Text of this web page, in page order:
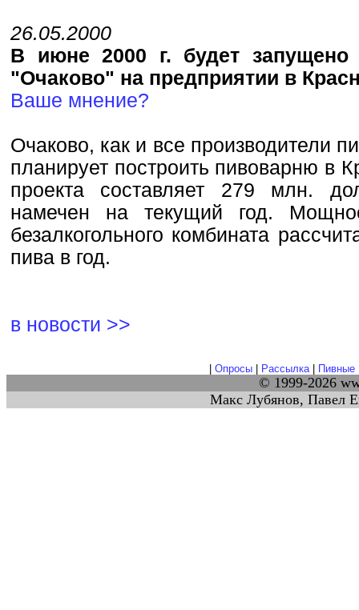
26.05.2000
В июне 2000 г. будет запущено
"Очаково" на предприятии в
Ваше мнение?
Очаково, как и все производители
планирует построить пивоварню в
проекта составляет 279 млн.
намечен на текущий год.
безалкогольного комбината
пива в год.
в новости >>
Опросы| Рассылка| Пивные
© 1999-2026
Макс Лубянов, Павел